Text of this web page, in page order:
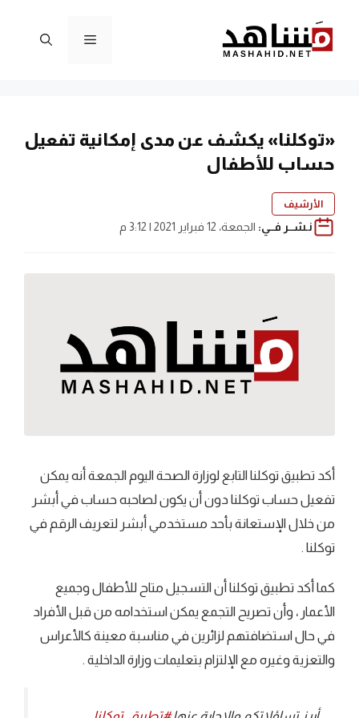
المحتوى
القائمة
«توكلنا» يكشف عن مدى إمكانية تفعيل
حساب للأطفال
الأرشيف
نـشــر فــي: الجمعة، 12 فبراير 2021 | 3:12 م
أكد تطبيق توكلنا التابع لوزارة الصحة اليوم الجمعة أنه يمكن
تفعيل حساب توكلنا دون أن يكون لصاحبه حساب في أبشر
من خلال الإستعانة بأحد مستخدمي أبشر لتعريف الرقم في
توكلنا .
كما أكد تطبيق توكلنا أن التسجيل متاح للأطفال وجميع
الأعمار ، وأن تصريح التجمع يمكن استخدامه من قبل الأفراد
في حال استضافتهم لزائرين في مناسبة معينة كالأعراس
والتعزية وغيره مع الإلتزام بتعليمات وزارة الداخلية .